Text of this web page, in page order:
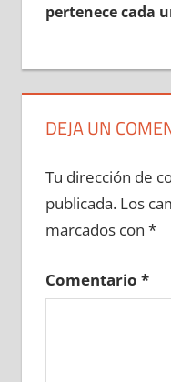
pertenece cada
DEJA UN
Tu dirección de
publicada. Los
marcados con *
Comentario *